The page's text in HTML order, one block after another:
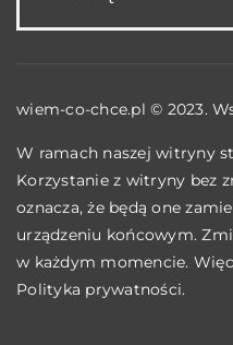
wiem-co-chce.pl © 2023.
W ramach naszej witryny
Korzystanie z witryny bez
oznacza, że będą one
urządzeniu końcowym.
w każdym momencie.
Polityka prywatności.